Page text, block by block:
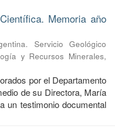
Memoria año
Servicio Geológico
y Recursos Minerales,
por el Departamento
de su Directora, María
un testimonio documental